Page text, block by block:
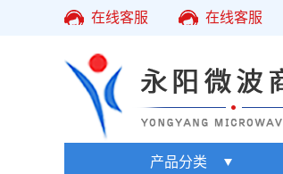
在线客服 在线客服
产品分类